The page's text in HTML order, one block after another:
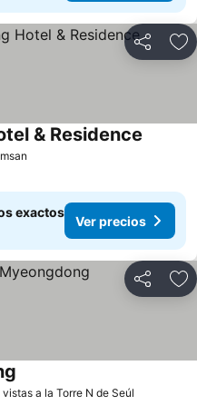
Compartir
& Residence
exactos
Ver precios
Compartir
a la Torre N de Seúl